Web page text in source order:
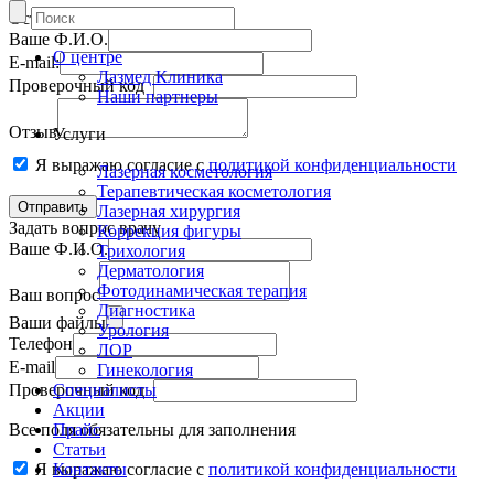
Оставить отзыв
Ваше Ф.И.О.
E-mail:
Проверочный код
Отзыв
Я выражаю согласие сполитикой конфиденциальности
Задать вопрос врачу
Ваше Ф.И.О.
Ваш вопрос
Ваши файлы
Телефон
E-mail
Проверочный код
Все поля обязательны для заполнения
Я выражаю согласие с политикой конфиденциальности
О центре
Лазмед Клиника
Наши партнеры
Услуги
Лазерная косметология
Терапевтическая косметология
Лазерная хирургия
Коррекция фигуры
Трихология
Дерматология
Фотодинамическая терапия
Диагностика
Урология
ЛОР
Гинекология
Специалисты
Акции
Прайс
Статьи
Контакты